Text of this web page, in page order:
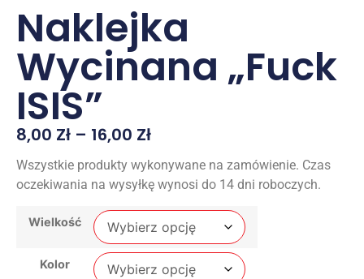
Naklejka
Wycinana „Fuck
ISIS”
8,00 Zł – 16,00 Zł
Wszystkie produkty wykonywane na zamówienie. Czas
oczekiwania na wysyłkę wynosi do 14 dni roboczych.
Wielkość
Kolor